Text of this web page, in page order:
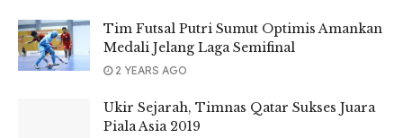
Tim Futsal Putri Sumut Optimis Amankan
Medali Jelang Laga Semifinal
2 YEARS AGO
Ukir Sejarah, Timnas Qatar Sukses Juara
Piala Asia 2019